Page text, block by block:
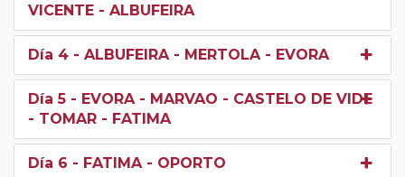
VICENTE - ALBUFEIRA
Día 4 - ALBUFEIRA - MERTOLA - EVORA
Día 5 - EVORA - MARVAO - CASTELO DE VIDE
- TOMAR - FATIMA
Día 6 - FATIMA - OPORTO